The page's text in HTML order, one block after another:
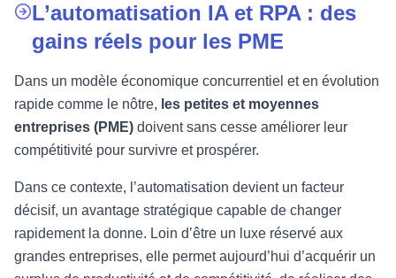
L’automatisation IA et RPA : des
gains réels pour les PME
Dans un modèle économique concurrentiel et en évolution
rapide comme le nôtre, les petites et moyennes
entreprises (PME) doivent sans cesse améliorer leur
compétitivité pour survivre et prospérer.
Dans ce contexte, l’automatisation devient un facteur
décisif, un avantage stratégique capable de changer
rapidement la donne. Loin d’être un luxe réservé aux
grandes entreprises, elle permet aujourd’hui d’acquérir un